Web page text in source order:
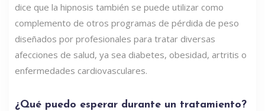
dice que la hipnosis también se puede utilizar como
complemento de otros programas de pérdida de peso
diseñados por profesionales para tratar diversas
afecciones de salud, ya sea diabetes, obesidad, artritis o
enfermedades cardiovasculares.
¿Qué puedo esperar durante un tratamiento?